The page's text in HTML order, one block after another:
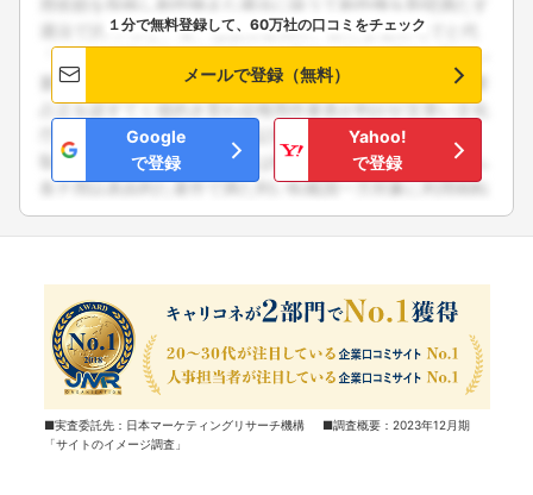
１分で無料登録して、60万社の口コミをチェック
メールで登録（無料）
Google
で登録
Yahoo!
で登録
■実査委託先：日本マーケティングリサーチ機構 ■調査概要：2023年12月期
「サイトのイメージ調査」